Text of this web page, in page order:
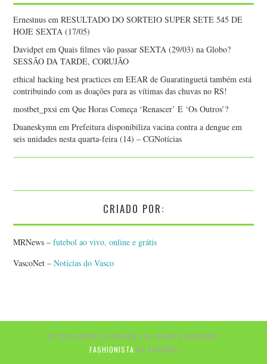
Ernestnus emRESULTADO DO SORTEIO SUPER SETE 545 DE
HOJE SEXTA (17/05)
Davidpet emQuais filmes vão passar SEXTA (29/03) na Globo?
SESSÃO DA TARDE, CORUJÃO
ethical hacking best practices emEEAR de Guaratinguetá também está
contribuindo com as doações para as vítimas das chuvas no RS!
mostbet_pxsi emQue Horas Começa ‘Renascer’ E ‘Os Outros’?
Duaneskymn emPrefeitura disponibiliza vacina contra a dengue em
seis unidades nesta quarta-feira (14) – CGNotícias
CRIADO POR:
MRNews –futebol ao vivo, online e grátis
VascoNet – Notícias do Vasco
© 2026 REVISTA PREVIEW. ALL RIGHTS RESERVED.
FASHIONISTA BY ATHEMES